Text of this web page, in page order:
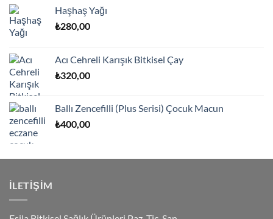
Haşhaş Yağı
₺280,00
Acı Cehreli Karışık Bitkisel Çay
₺320,00
Ballı Zencefilli (Plus Serisi) Çocuk Macun
₺400,00
İLETIŞIM